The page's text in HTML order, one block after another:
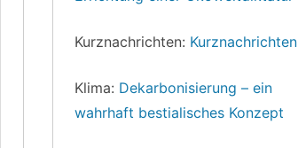
Kurznachrichten: Kurznachrichten
Klima: Dekarbonisierung – ein
wahrhaft bestialisches Konzept